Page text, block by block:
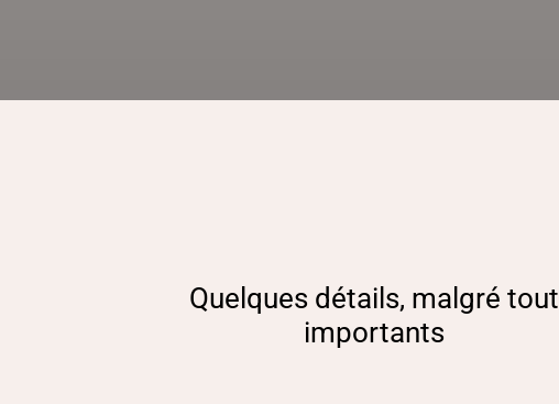
Quelques détails, malgré tout
importants